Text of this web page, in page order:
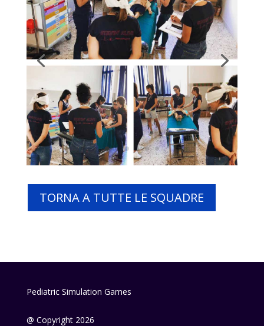
TORNA A TUTTE LE SQUADRE
Pediatric Simulation Games
@ Copyright 2026